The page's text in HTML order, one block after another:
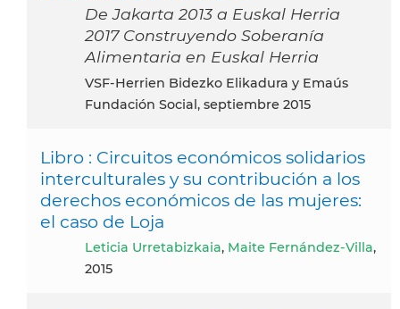
De Jakarta 2013 a Euskal Herria
2017 Construyendo Soberanía
Alimentaria en Euskal Herria
VSF-Herrien Bidezko Elikadura y Emaús
Fundación Social, septiembre 2015
Libro : Circuitos económicos solidarios
interculturales y su contribución a los
derechos económicos de las mujeres:
el caso de Loja
Leticia Urretabizkaia, Maite Fernández-Villa,
2015